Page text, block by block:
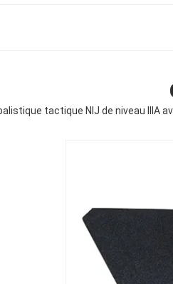
tactique NIJ de niveau IIIA